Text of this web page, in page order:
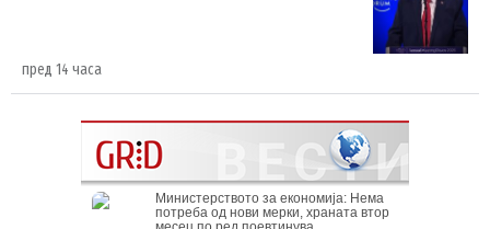
пред 14 часа